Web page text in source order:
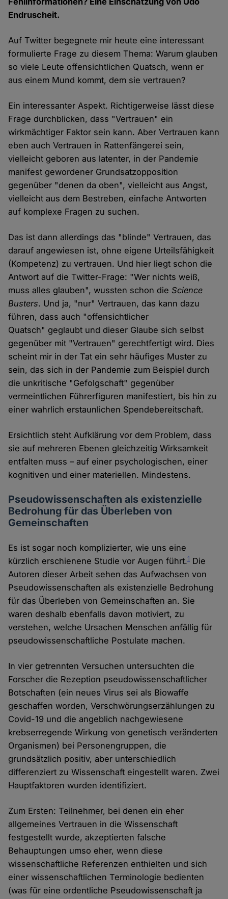
Endruscheit.
Auf Twitter begegnete mir heute eine interessant
formulierte Frage zu diesem Thema: Warum glauben
so viele Leute offensichtlichen Quatsch, wenn er
aus einem Mund kommt, dem sie vertrauen?
Ein interessanter Aspekt. Richtigerweise lässt diese
Frage durchblicken, dass "Vertrauen" ein
wirkmächtiger Faktor sein kann. Aber Vertrauen kann
eben auch Vertrauen in Rattenfängerei sein,
vielleicht geboren aus latenter, in der Pandemie
manifest gewordener Grundsatzopposition
gegenüber "denen da oben", vielleicht aus Angst,
vielleicht aus dem Bestreben, einfache Antworten
auf komplexe Fragen zu suchen.
Das ist dann allerdings das "blinde" Vertrauen, das
darauf angewiesen ist, ohne eigene Urteilsfähigkeit
(Kompetenz) zu vertrauen. Und hier liegt schon die
Antwort auf die Twitter-Frage: "Wer nichts weiß,
muss alles glauben", wussten schon dieScience
Busters. Und ja, "nur" Vertrauen, das kann dazu
führen, dass auch "offensichtlicher
Quatsch" geglaubt und dieser Glaube sich selbst
gegenüber mit "Vertrauen" gerechtfertigt wird. Dies
scheint mir in der Tat ein sehr häufiges Muster zu
sein, das sich in der Pandemie zum Beispiel durch
die unkritische "Gefolgschaft" gegenüber
vermeintlichen Führerfiguren manifestiert, bis hin zu
einer wahrlich erstaunlichen Spendebereitschaft.
Ersichtlich steht Aufklärung vor dem Problem, dass
sie auf mehreren Ebenen gleichzeitig Wirksamkeit
entfalten muss – auf einer psychologischen, einer
kognitiven und einer materiellen. Mindestens.
Pseudowissenschaften als existenzielle
Bedrohung für das Überleben von
Gemeinschaften
Es ist sogar noch komplizierter, wie uns eine
kürzlich erschienene Studie vor Augen führt.1 Die
Autoren dieser Arbeit sehen das Aufwachsen von
Pseudowissenschaften als existenzielle Bedrohung
für das Überleben von Gemeinschaften an. Sie
waren deshalb ebenfalls davon motiviert, zu
verstehen, welche Ursachen Menschen anfällig für
pseudowissenschaftliche Postulate machen.
In vier getrennten Versuchen untersuchten die
Forscher die Rezeption pseudowissenschaftlicher
Botschaften (ein neues Virus sei als Biowaffe
geschaffen worden, Verschwörungserzählungen zu
Covid-19 und die angeblich nachgewiesene
krebserregende Wirkung von genetisch veränderten
Organismen) bei Personengruppen, die
grundsätzlich positiv, aber unterschiedlich
differenziert zu Wissenschaft eingestellt waren. Zwei
Hauptfaktoren wurden identifiziert.
Zum Ersten: Teilnehmer, bei denen ein eher
allgemeines Vertrauen in die Wissenschaft
festgestellt wurde, akzeptierten falsche
Behauptungen umso eher, wenn diese
wissenschaftliche Referenzen enthielten und sich
einer wissenschaftlichen Terminologie bedienten
(was für eine ordentliche Pseudowissenschaft ja